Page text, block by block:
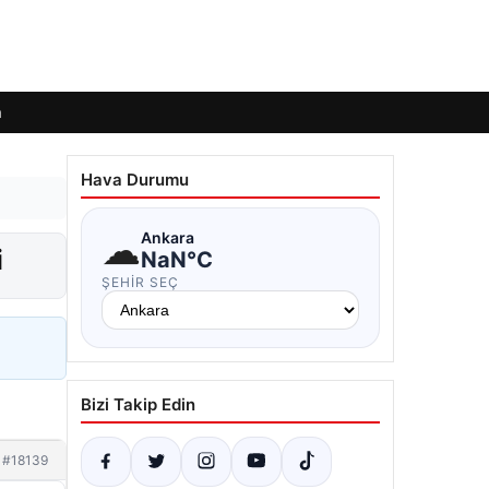
#18139
Hava Durumu
☁Ankara
NaN°C
ŞEHIR SEÇ
Bizi Takip Edin